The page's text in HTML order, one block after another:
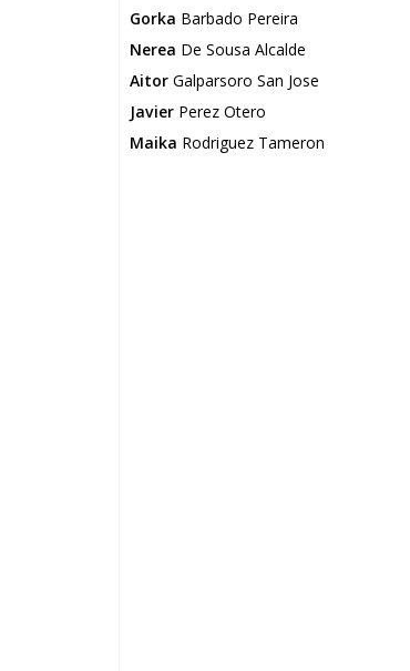
Gorka Barbado Pereira
Nerea De Sousa Alcalde
Aitor Galparsoro San Jose
Javier Perez Otero
Maika Rodriguez Tameron